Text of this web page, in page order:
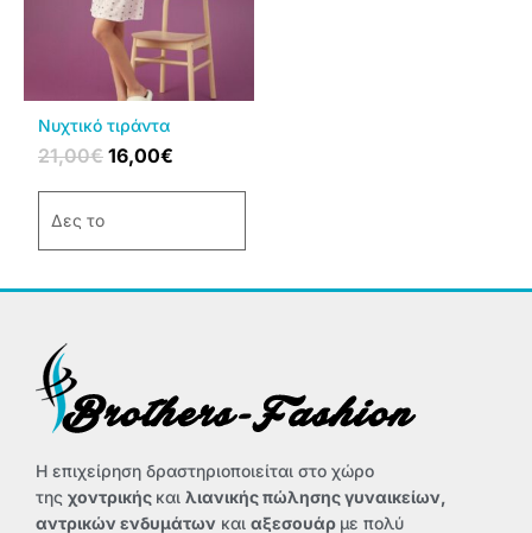
Νυχτικό τιράντα
21,00€ 16,00€
Δες το
παραλλαγές.
να
στη
σελίδα
προϊόντος
Η επιχείρηση δραστηριοποιείται στο χώρο
της χοντρικής και λιανικής πώλησης γυναικείων,
αντρικών ενδυμάτων και αξεσουάρ με πολύ